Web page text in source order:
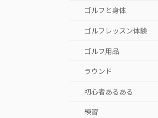
ゴルフと身体
ゴルフレッスン体験
ゴルフ用品
ラウンド
初心者あるある
練習